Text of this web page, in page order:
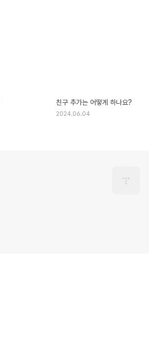
친구 추가는 어떻게 하나요?
2024.06.04